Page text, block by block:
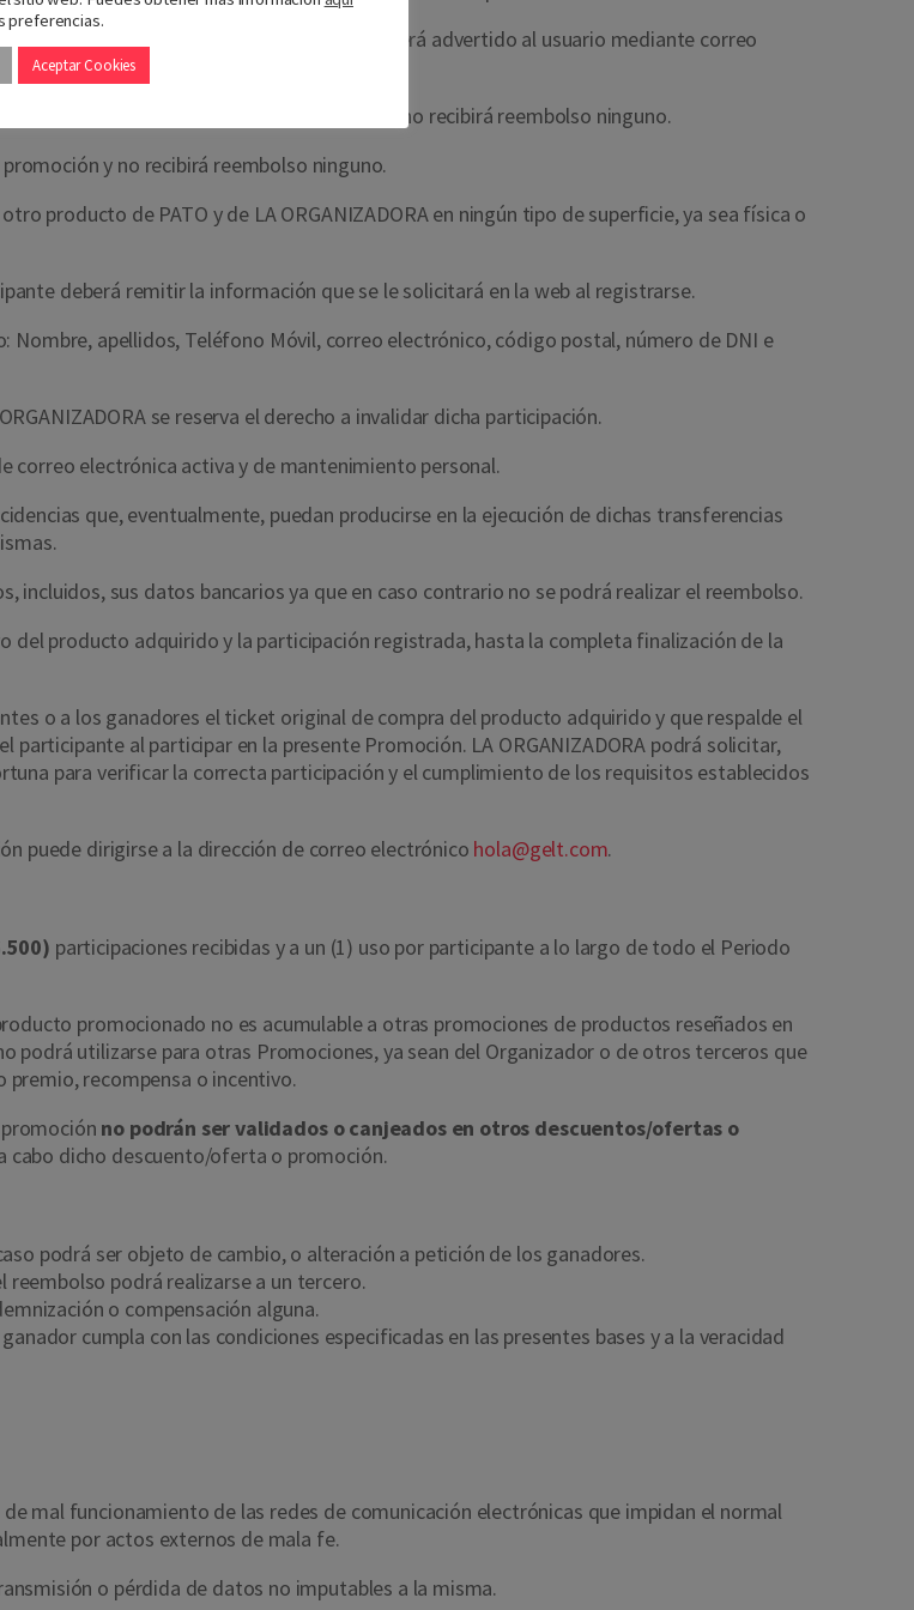
antes determinados, éste hecho será advertido al usuario mediante correo
quedará expulsado de la promoción y no recibirá reembolso ninguno.
y no recibirá reembolso ninguno.
producto de PATO y de LA ORGANIZADORA en ningún tipo de superficie, ya sea física o
deberá remitir la información que se le solicitará en la web al registrarse.
apellidos, Teléfono Móvil, correo electrónico, código postal, número de DNI e
se reserva el derecho a invalidar dicha participación.
correo electrónica activa y de mantenimiento personal.
que, eventualmente, puedan producirse en la ejecución de dichas transferencias
sus datos bancarios ya que en caso contrario no se podrá realizar el reembolso.
producto adquirido y la participación registrada, hasta la completa finalización de la
o a los ganadores el ticket original de compra del producto adquirido y que respalde el
al participar en la presente Promoción. LA ORGANIZADORA podrá solicitar,
para verificar la correcta participación y el cumplimiento de los requisitos establecidos
puede dirigirse a la dirección de correo electrónico hola@gelt.com.
participaciones recibidas y a un (1) uso por participante a lo largo de todo el Periodo
promocionado no es acumulable a otras promociones de productos reseñados en
utilizarse para otras Promociones, ya sean del Organizador o de otros terceros que
recompensa o incentivo.
no podrán ser validados o canjeados en otros descuentos/ofertas o
cabo dicho descuento/oferta o promoción.
podrá ser objeto de cambio, o alteración a petición de los ganadores.
reembolso podrá realizarse a un tercero.
o compensación alguna.
cumpla con las condiciones especificadas en las presentes bases y a la veracidad
mal funcionamiento de las redes de comunicación electrónicas que impidan el normal
por actos externos de mala fe.
o pérdida de datos no imputables a la misma.
preferencias.
Aceptar Cookies